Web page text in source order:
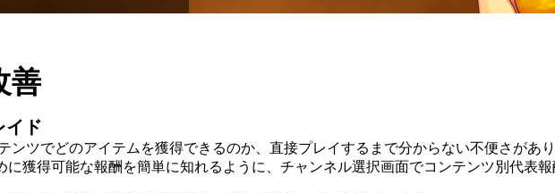
善
イド
ンツでどのアイテムを獲得できるのか、直接プレイするまで分からない不便さがあ
に獲得可能な報酬を簡単に知れるように、チャンネル選択画面でコンテンツ別代表